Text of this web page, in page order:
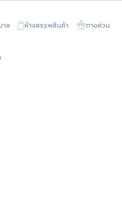
าล ห้างสรรพสินค้า ทางด่วน